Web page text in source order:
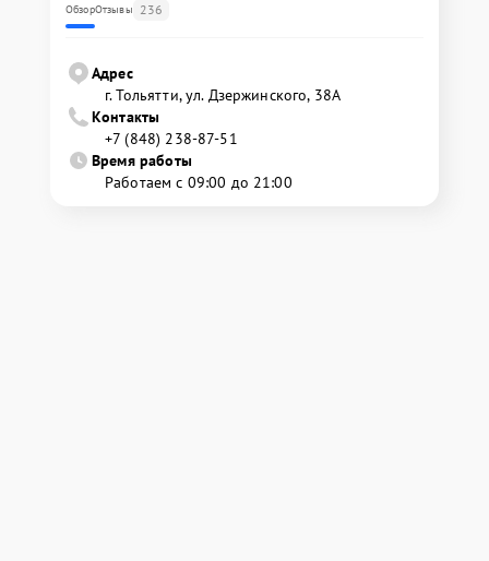
ОбзорОтзывы 236
Адрес
г. Тольятти, ул. Дзержинского, 38А
Контакты
+7 (848) 238-87-51
Время работы
Работаем с 09:00 до 21:00